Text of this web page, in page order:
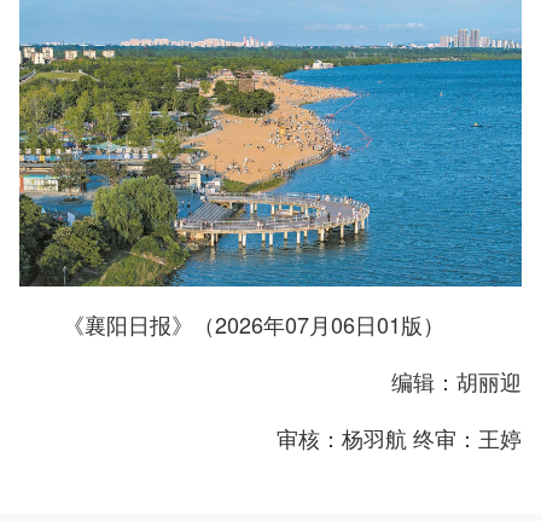
《襄阳日报》（2026年07月06日01版）
编辑：胡丽迎
审核：杨羽航 终审：王婷